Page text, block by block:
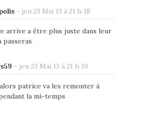
- jeu 23 Mai 13 à 21 h 18
arrive a être plus juste dans leur
passeras
- jeu 23 Mai 13 à 21 h 19
patrice va les remonter à
la mi-temps